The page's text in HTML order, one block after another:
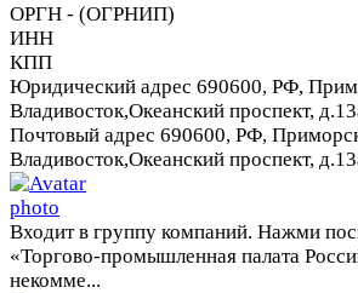
ОРГН - (ОГРНИП)
ИНН
КПП
Юридический адрес 690600, РФ,
Владивосток,Океанский проспект,
Почтовый адрес 690600, РФ,
Владивосток,Океанский проспект,
Входит в группу компаний. Нажми
«Торгово-промышленная палата
некомме...